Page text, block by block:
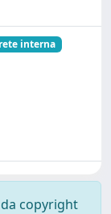
interna
copyright